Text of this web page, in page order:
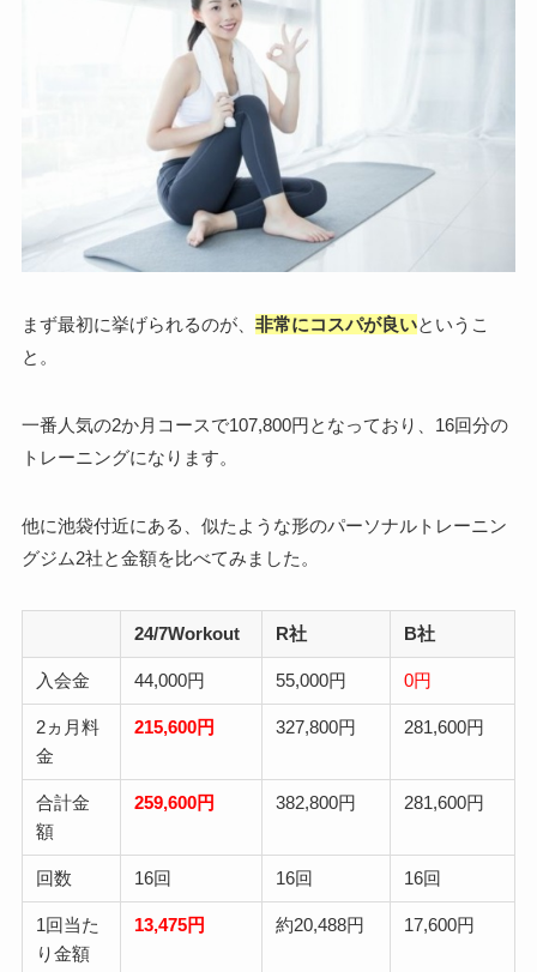
まず最初に挙げられるのが、 非常にコスパが良いというこ
と。
一番人気の2か月コースで107,800円となっており、16回分の
トレーニングになります。
他に池袋付近にある、似たような形のパーソナルトレーニン
グジム2社と金額を比べてみました。
24/7Workout R社 B社
入会金 44,000円 55,000円 0円
2ヵ月料
金
215,600円 327,800円 281,600円
合計金
額
259,600円 382,800円 281,600円
回数 16回 16回 16回
1回当た
り金額
13,475円 約20,488円 17,600円